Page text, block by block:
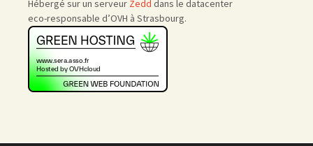
Hébergé sur un serveur Zedd dans le datacenter
eco-responsable d’OVH à Strasbourg.